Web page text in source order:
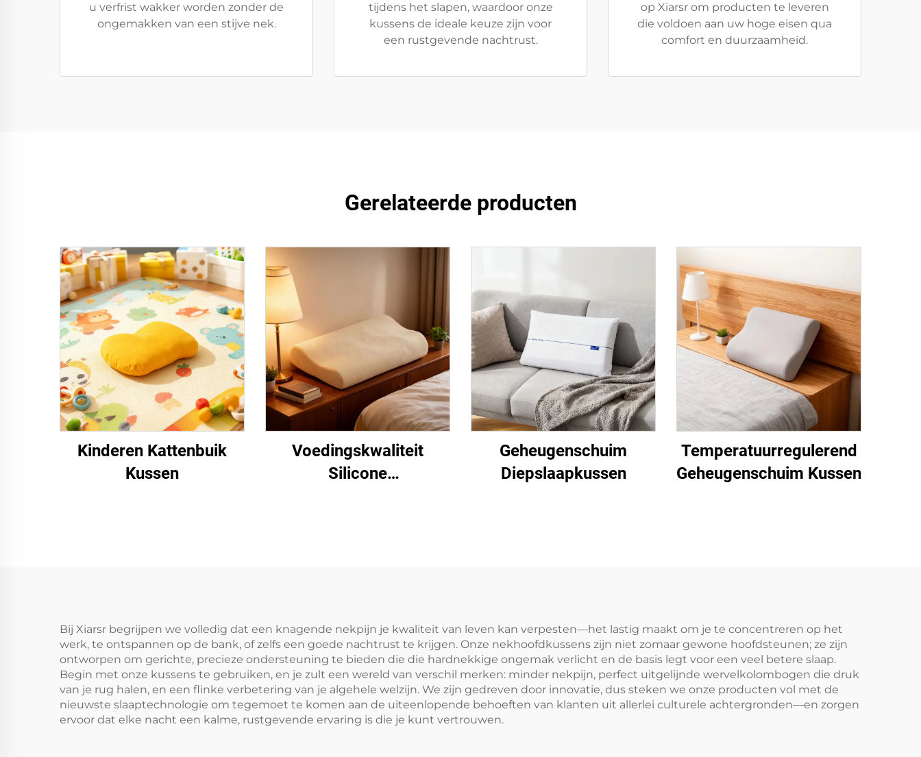
u verfrist wakker worden zonder de
ongemakken van een stijve nek.
tijdens het slapen, waardoor onze
kussens de ideale keuze zijn voor
een rustgevende nachtrust.
op Xiarsr om producten te leveren
die voldoen aan uw hoge eisen qua
comfort en duurzaamheid.
Gerelateerde producten
Kinderen Kattenbuik
Kussen
Voedingskwaliteit
Silicone
Geheugenschuim
Diepslaapkussen
Temperatuurregulerend
Geheugenschuim Kussen
Bij Xiarsr begrijpen we volledig dat een knagende nekpijn je kwaliteit van leven kan verpesten—het lastig maakt om je te concentreren op het
werk, te ontspannen op de bank, of zelfs een goede nachtrust te krijgen. Onze nekhoofdkussens zijn niet zomaar gewone hoofdsteunen; ze zijn
ontworpen om gerichte, precieze ondersteuning te bieden die die hardnekkige ongemak verlicht en de basis legt voor een veel betere slaap.
Begin met onze kussens te gebruiken, en je zult een wereld van verschil merken: minder nekpijn, perfect uitgelijnde wervelkolombogen die druk
van je rug halen, en een flinke verbetering van je algehele welzijn. We zijn gedreven door innovatie, dus steken we onze producten vol met de
nieuwste slaaptechnologie om tegemoet te komen aan de uiteenlopende behoeften van klanten uit allerlei culturele achtergronden—en zorgen
ervoor dat elke nacht een kalme, rustgevende ervaring is die je kunt vertrouwen.